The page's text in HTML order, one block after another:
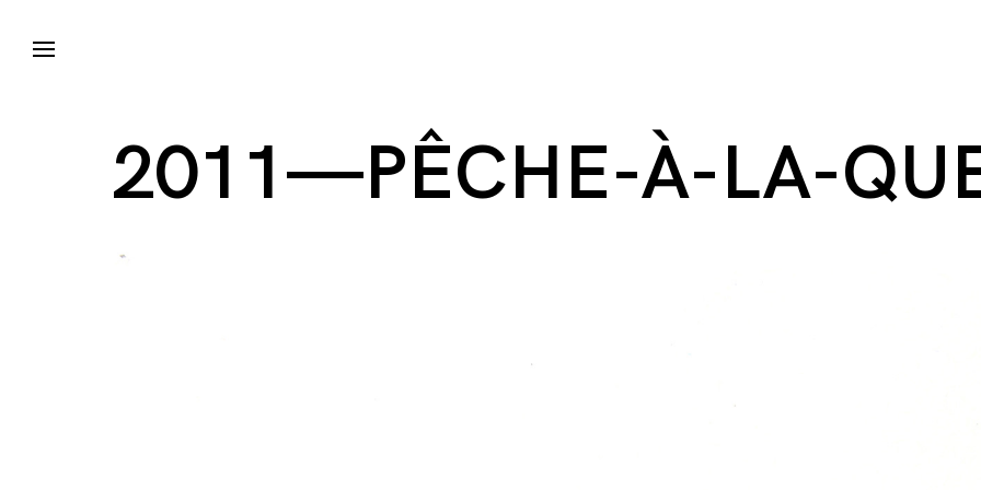
2011—PÊCHE-À-LA-